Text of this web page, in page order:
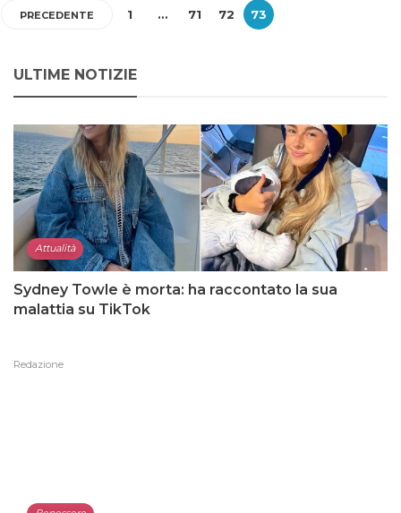
PRECEDENTE 1 … 71 72 73
ULTIME NOTIZIE
Attualità
Sydney Towle è morta: ha raccontato la sua
malattia su TikTok
Redazione